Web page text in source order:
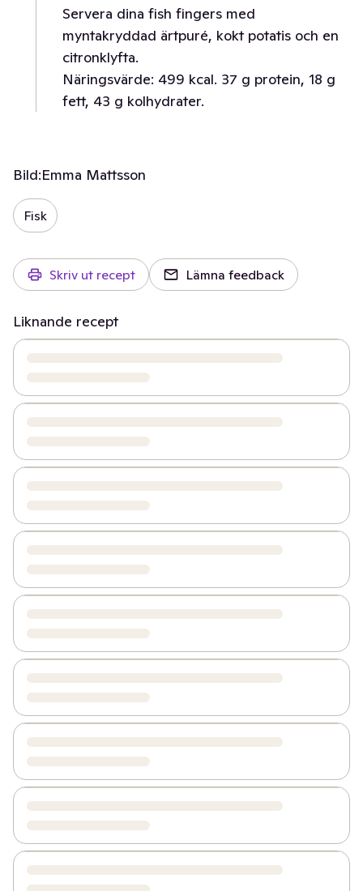
Servera dina fish fingers med
myntakryddad ärtpuré, kokt potatis och en
citronklyfta.
Näringsvärde: 499 kcal. 37 g protein, 18 g
fett, 43 g kolhydrater.
Bild:Emma Mattsson
Fisk
Skriv ut recept Lämna feedback
Liknande recept